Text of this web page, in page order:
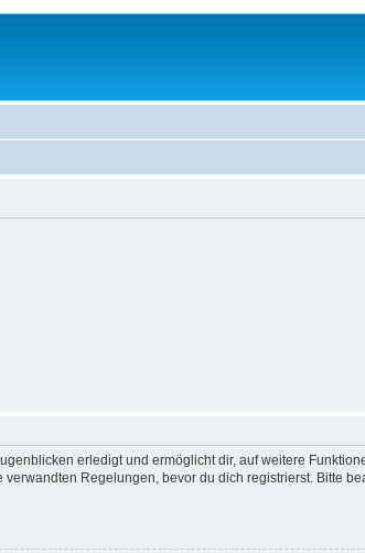
erledigt und ermöglicht dir, auf weitere
Regelungen, bevor du dich registrierst. Bitte